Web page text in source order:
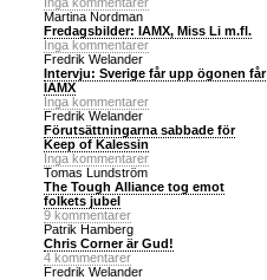
Martina Nordman
Fredagsbilder: IAMX, Miss Li m.fl.
Inga kommentarer
Fredrik Welander
Intervju: Sverige får upp ögonen får
IAMX
Inga kommentarer
Fredrik Welander
Förutsättningarna sabbade för
Keep of Kalessin
Inga kommentarer
Tomas Lundström
The Tough Alliance tog emot
folkets jubel
9 kommentarer
Patrik Hamberg
Chris Corner är Gud!
4 kommentarer
Fredrik Welander